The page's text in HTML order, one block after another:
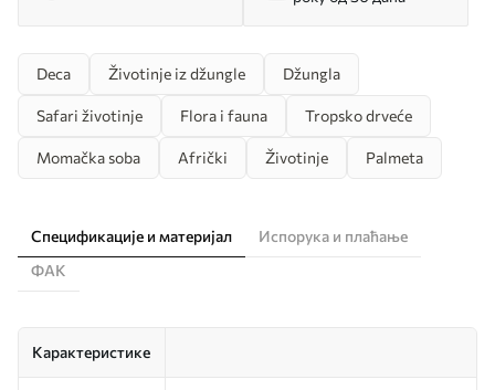
Deca Životinje iz džungle Džungla
Safari životinje Flora i fauna Tropsko drveće
Momačka soba Afrički Životinje Palmeta
Спецификације и материјал
Испорука и плаћање
ФАК
Карактеристике